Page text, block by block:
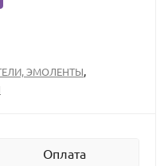
ЭМОЛЕНТЫ,
Оплата